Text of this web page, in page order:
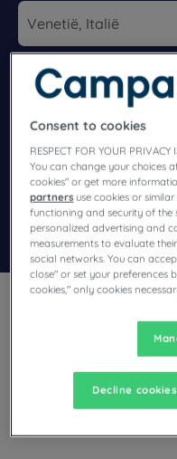
Navigate forward to
Voeg kortingscode
Denkt u aan een
Campanile biedt u
een heerlijke break
Consent to cookies
RESPECT FOR YOUR PRIVACY
You can change your choices
cookies" or get more
partners use cookies or
functioning and security of the
personalized advertising and
measurements to evaluate
social networks. You can
close" or set your preferences
cookies," only cookies
Decline cookies